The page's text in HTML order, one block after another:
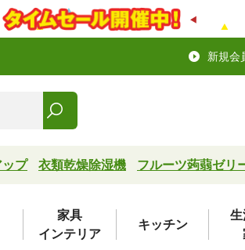
新規会
プ 衣類乾燥除湿機 フルーツ蒟蒻ゼリ
家具
インテリア
キッチン
生